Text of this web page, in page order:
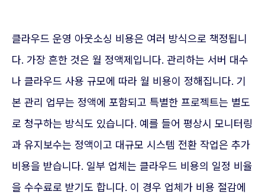
클라우드 운영 아웃소싱 비용은 여러 방식으로 책정됩니
다. 가장 흔한 것은 월 정액제입니다. 관리하는 서버 대수
나 클라우드 사용 규모에 따라 월 비용이 정해집니다. 기
본 관리 업무는 정액에 포함되고 특별한 프로젝트는 별도
로 청구하는 방식도 있습니다. 예를 들어 평상시 모니터링
과 유지보수는 정액이고 대규모 시스템 전환 작업은 추가
비용을 받습니다. 일부 업체는 클라우드 비용의 일정 비율
을 수수료로 받기도 합니다. 이 경우 업체가 비용 절감에